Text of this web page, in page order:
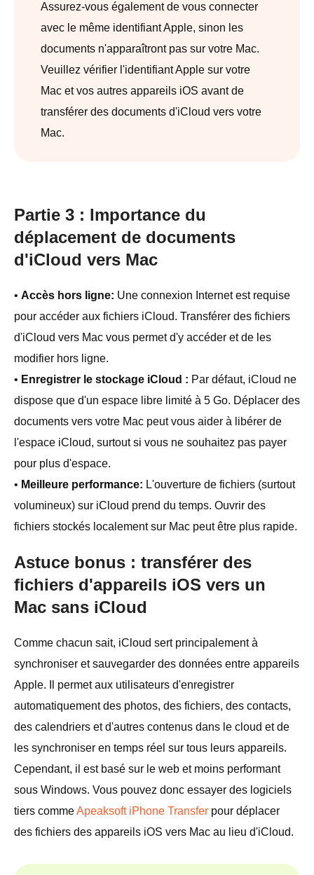
Assurez-vous également de vous connecter
avec le même identifiant Apple, sinon les
documents n'apparaîtront pas sur votre Mac.
Veuillez vérifier l'identifiant Apple sur votre
Mac et vos autres appareils iOS avant de
transférer des documents d'iCloud vers votre
Mac.
Partie 3 : Importance du
déplacement de documents
d'iCloud vers Mac
• Accès hors ligne: Une connexion Internet est requise
pour accéder aux fichiers iCloud. Transférer des fichiers
d'iCloud vers Mac vous permet d'y accéder et de les
modifier hors ligne.
• Enregistrer le stockage iCloud : Par défaut, iCloud ne
dispose que d'un espace libre limité à 5 Go. Déplacer des
documents vers votre Mac peut vous aider à libérer de
l'espace iCloud, surtout si vous ne souhaitez pas payer
pour plus d'espace.
• Meilleure performance: L'ouverture de fichiers (surtout
volumineux) sur iCloud prend du temps. Ouvrir des
fichiers stockés localement sur Mac peut être plus rapide.
Astuce bonus : transférer des
fichiers d'appareils iOS vers un
Mac sans iCloud
Comme chacun sait, iCloud sert principalement à
synchroniser et sauvegarder des données entre appareils
Apple. Il permet aux utilisateurs d'enregistrer
automatiquement des photos, des fichiers, des contacts,
des calendriers et d'autres contenus dans le cloud et de
les synchroniser en temps réel sur tous leurs appareils.
Cependant, il est basé sur le web et moins performant
sous Windows. Vous pouvez donc essayer des logiciels
tiers commeApeaksoft iPhone Transfer pour déplacer
des fichiers des appareils iOS vers Mac au lieu d'iCloud.